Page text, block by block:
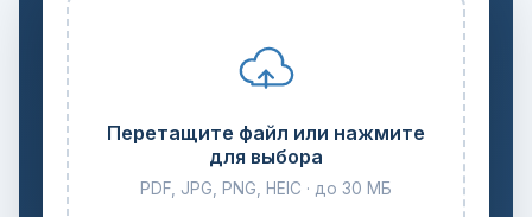
Перетащите файл или нажмите
для выбора
PDF, JPG, PNG, HEIC · до 30 МБ